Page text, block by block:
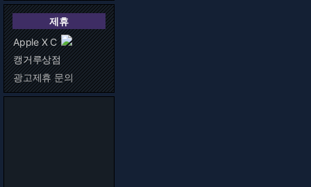
제휴
Apple X C
캥거루상점
광고제휴 문의